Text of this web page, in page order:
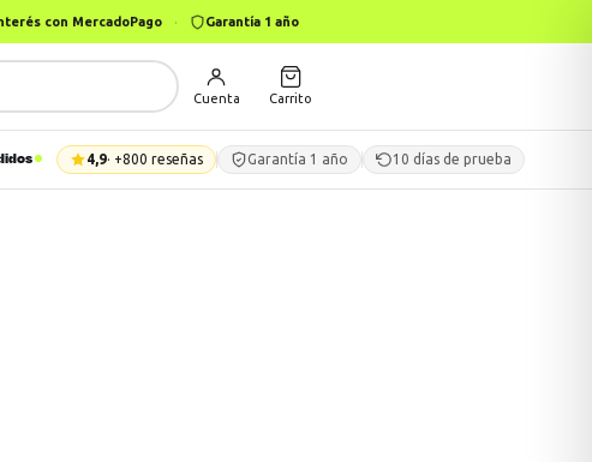
con MercadoPago · Garantía 1 año
Cuenta Carrito
4,9· +800 reseñas Garantía 1 año 10 días de prueba